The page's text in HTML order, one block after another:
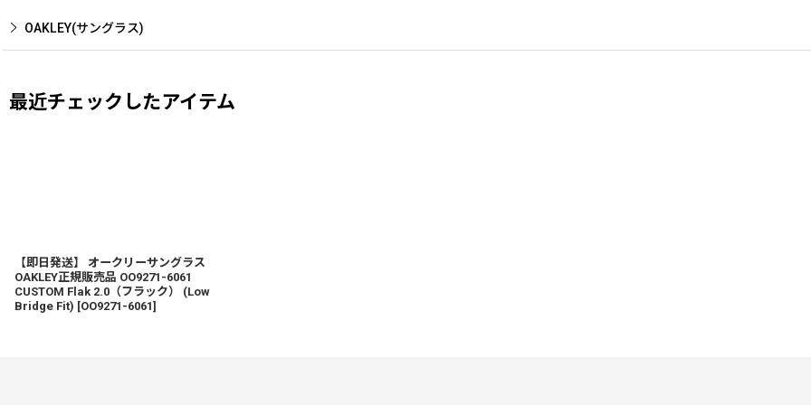
OAKLEY(サングラス)
最近チェックしたアイテム
【即日発送】 オークリーサングラス
OAKLEY正規販売品 OO9271-6061
CUSTOM Flak 2.0（フラック） (Low
Bridge Fit) [OO9271-6061]